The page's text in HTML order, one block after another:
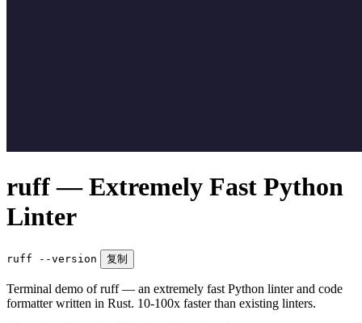
ruff — Extremely Fast Python
Linter
ruff --version 复制
Terminal demo of ruff — an extremely fast Python linter and code
formatter written in Rust. 10-100x faster than existing linters.